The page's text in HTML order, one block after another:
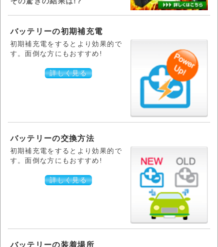
バッテリーの初期補充電
初期補充電をするとより効果的で
す。面倒な方にもおすすめ!
詳しく見る
バッテリーの交換方法
初期補充電をするとより効果的で
す。面倒な方にもおすすめ!
詳しく見る
バッテリーの装着場所